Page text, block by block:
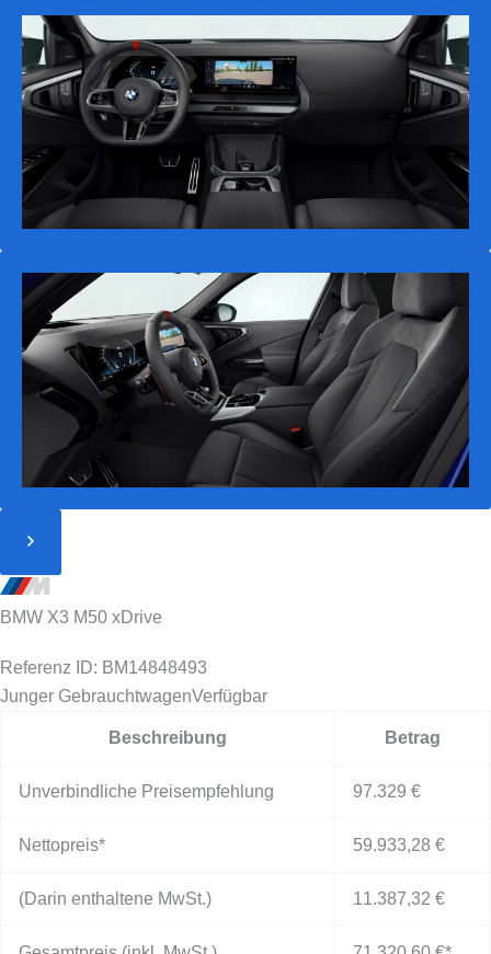
BMW X3 M50 xDrive
Referenz ID: BM14848493
Junger GebrauchtwagenVerfügbar
Beschreibung Betrag
Unverbindliche Preisempfehlung 97.329 €
Nettopreis* 59.933,28 €
(Darin enthaltene MwSt.) 11.387,32 €